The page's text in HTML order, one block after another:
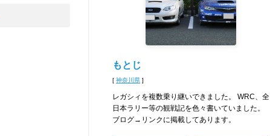
もとじ
[ 神奈川県 ]
レガシィを複数乗り継いできました。 WRC、全
日本ラリー等の観戦記を色々書いていました。
ブログ→リンクに掲載してあります。